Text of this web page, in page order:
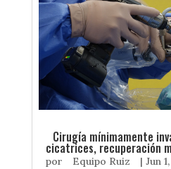
Cirugía mínimamente
cicatrices, recuperación
por Equipo Ruiz | Jun